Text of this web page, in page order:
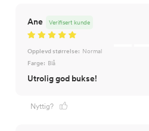
Ane Verifisert kunde
Opplevd størrelse: Normal
Farge: Blå
Utrolig god bukse!
Nyttig?